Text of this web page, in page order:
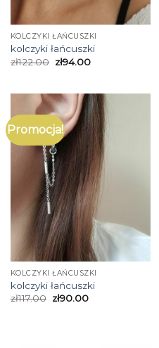
KOLCZYKI ŁAŃCUSZKI
kolczyki łańcuszki
zł122.00 zł94.00
Promocja!
KOLCZYKI ŁAŃCUSZKI
kolczyki łańcuszki
zł117.00 zł90.00